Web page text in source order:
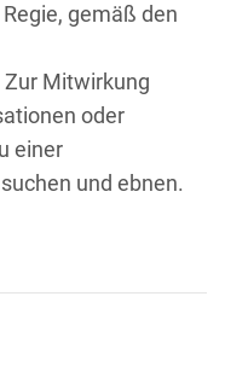
gemäß den
Mitwirkung
oder
einer
und ebnen.